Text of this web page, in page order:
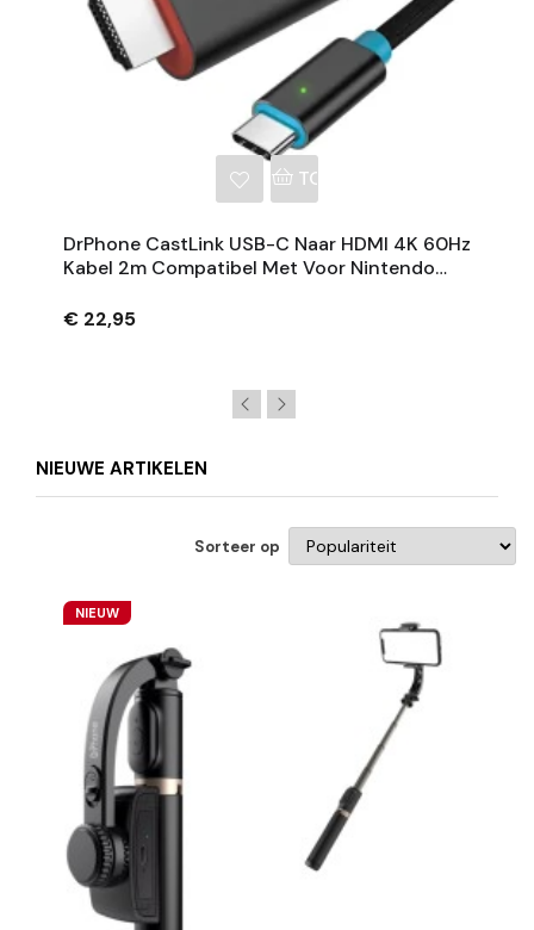
TOEVOEGEN AAN
DrPhone CastLink USB-C Naar HDMI 4K 60Hz
Kabel 2m Compatibel Met Voor Nintendo
Smartphone
€ 22,95
NIEUWE ARTIKELEN
Sorteer op
NIEUW